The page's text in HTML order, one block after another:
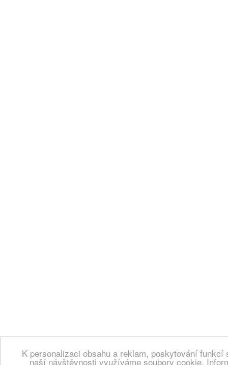
K personalizaci obsahu a reklam, poskytování
naší návštěvnosti využíváme soubory cookie.